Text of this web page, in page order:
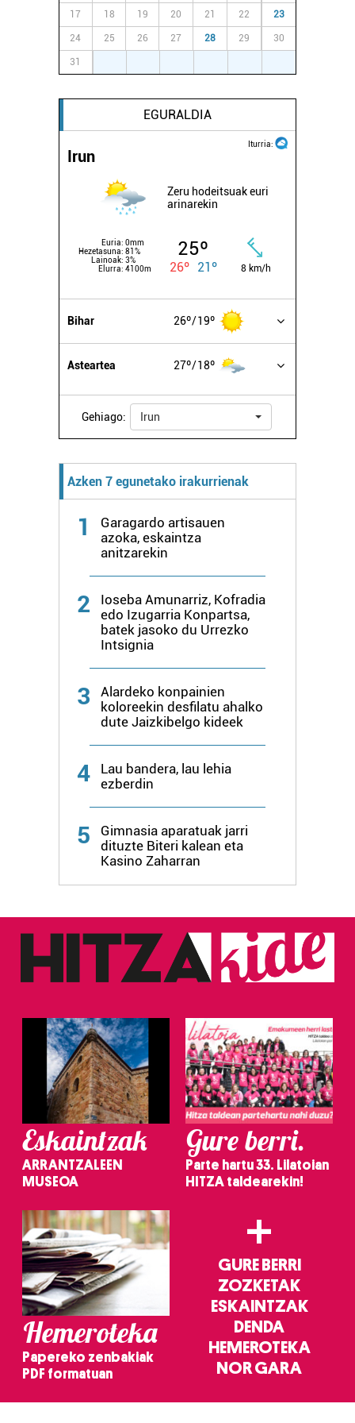
17 18 19 20 21 22 23
24 25 26 27 28 29 30
31
EGURALDIA
Iturria:
Irun
Zeru hodeitsuak euri
arinarekin
Euria: 0mm
Hezetasuna: 81%
Lainoak: 3%
Elurra: 4100m
25º
26º 21º 8 km/h
Bihar 26º 19º
Asteartea 27º 18º
Gehiago: Irun
Azken 7 egunetako irakurrienak
1
Garagardo artisauen
azoka, eskaintza
anitzarekin
2
Ioseba Amunarriz, Kofradia
edo Izugarria Konpartsa,
batek jasoko du Urrezko
Intsignia
3
Alardeko konpainien
koloreekin desfilatu ahalko
dute Jaizkibelgo kideek
4
Lau bandera, lau lehia
ezberdin
5
Gimnasia aparatuak jarri
dituzte Biteri kalean eta
Kasino Zaharran
Eskaintzak
ARRANTZALEEN
MUSEOA
Gure berri.
Parte hartu 33. Lilatoian
HITZA taldearekin!
Hemeroteka
Papereko zenbakiak
PDF formatuan
+
GURE BERRI
ZOZKETAK
ESKAINTZAK
DENDA
HEMEROTEKA
NOR GARA